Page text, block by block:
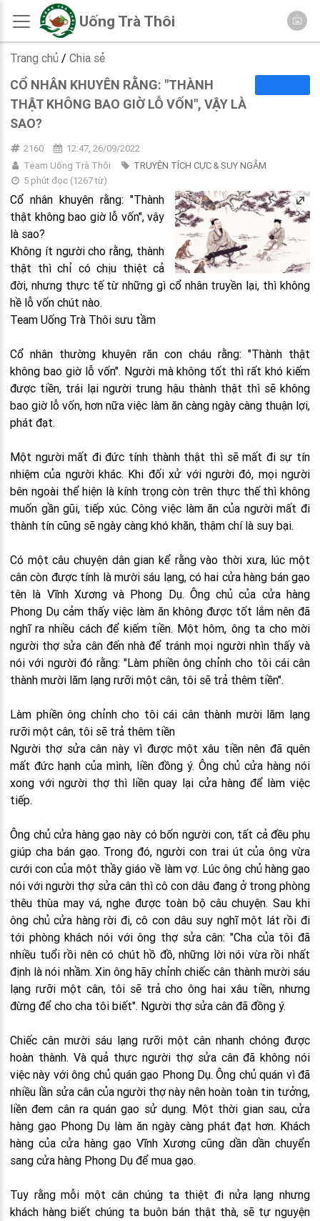
Uống Trà Thôi
Trang chủ / Chia sẻ
CỔ NHÂN KHUYÊN RẰNG: "THÀNH
THẬT KHÔNG BAO GIỜ LỖ VỐN", VẬY LÀ
SAO?
2160
12:47, 26/09/2022
Team Uống Trà Thôi
TRUYỆN TÍCH CỰC & SUY NGẪM
5 phút đọc(1267từ)
Cổ nhân khuyên rằng: "Thành
thật không bao giờ lỗ vốn", vậy
là sao?
Không ít người cho rằng, thành
thật thì chỉ có chịu thiệt cả
đời, nhưng thực tế từ những gì cổ nhân truyền lại, thì không
hề lỗ vốn chút nào.
Team Uống Trà Thôi sưu tầm
Cổ nhân thường khuyên răn con cháu rằng: "Thành thật
không bao giờ lỗ vốn". Người mà không tốt thì rất khó kiếm
được tiền, trái lại người trung hậu thành thật thì sẽ không
bao giờ lỗ vốn, hơn nữa việc làm ăn càng ngày càng thuận lợi,
phát đạt.
Một người mất đi đức tính thành thật thì sẽ mất đi sự tín
nhiệm của người khác. Khi đối xử với người đó, mọi người
bên ngoài thể hiện là kính trọng còn trên thực thế thì không
muốn gần gũi, tiếp xúc. Công việc làm ăn của người mất đi
thành tín cũng sẽ ngày càng khó khăn, thậm chí là suy bại.
Có một câu chuyện dân gian kể rằng vào thời xưa, lúc một
cân còn được tính là mười sáu lạng, có hai cửa hàng bán gạo
tên là Vĩnh Xương và Phong Dụ. Ông chủ của cửa hàng
Phong Dụ cảm thấy việc làm ăn không được tốt lắm nên đã
nghĩ ra nhiều cách để kiếm tiền. Một hôm, ông ta cho mời
người thợ sửa cân đến nhà để tránh mọi người nhìn thấy và
nói với người đó rằng: "Làm phiền ông chỉnh cho tôi cái cân
thành mười lăm lạng rưỡi một cân, tôi sẽ trả thêm tiền".
Làm phiền ông chỉnh cho tôi cái cân thành mười lăm lạng
rưỡi một cân, tôi sẽ trả thêm tiền
Người thợ sửa cân này vì được một xâu tiền nên đã quên
mất đức hạnh của mình, liền đồng ý. Ông chủ cửa hàng nói
xong với người thợ thì liền quay lại cửa hàng để làm việc
tiếp.
Ông chủ cửa hàng gạo này có bốn người con, tất cả đều phụ
giúp cha bán gạo. Trong đó, người con trai út của ông vừa
cưới con của một thầy giáo về làm vợ. Lúc ông chủ hàng gạo
nói với người thợ sửa cân thì cô con dâu đang ở trong phòng
thêu thùa may vá, nghe được toàn bộ câu chuyện. Sau khi
ông chủ cửa hàng rời đi, cô con dâu suy nghĩ một lát rồi đi
tới phòng khách nói với ông thợ sửa cân: "Cha của tôi đã
nhiều tuổi rồi nên có chút hồ đồ, những lời nói vừa rồi nhất
định là nói nhầm. Xin ông hãy chỉnh chiếc cân thành mười sáu
lạng rưỡi một cân, tôi sẽ trả cho ông hai xâu tiền, nhưng
đừng để cho cha tôi biết". Người thợ sửa cân đã đồng ý.
Chiếc cân mười sáu lạng rưỡi một cân nhanh chóng được
hoàn thành. Và quả thực người thợ sửa cân đã không nói
việc này với ông chủ quán gạo Phong Dụ. Ông chủ quán vì đã
nhiều lần sửa cân của người thợ này nên hoàn toàn tin tưởng,
liền đem cân ra quán gạo sử dụng. Một thời gian sau, cửa
hàng gạo Phong Dụ làm ăn ngày càng phát đạt hơn. Khách
hàng của cửa hàng gạo Vĩnh Xương cũng dần dần chuyển
sang cửa hàng Phong Dụ để mua gạo.
Tuy rằng mỗi một cân chúng ta thiệt đi nửa lạng nhưng
khách hàng biết chúng ta buôn bán thật thà, sẽ tự nguyện